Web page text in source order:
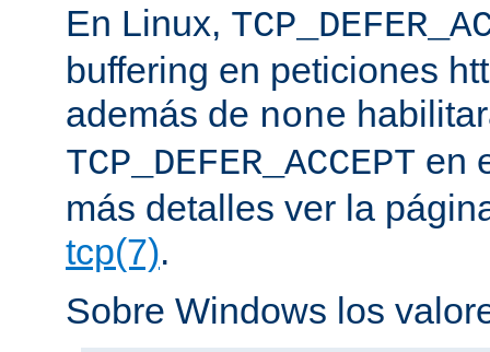
En Linux,
buffering en peticiones
además de none
TCP_DEFER_ACCEPT en
más detalles ver la
tcp(7).
Sobre Windows los